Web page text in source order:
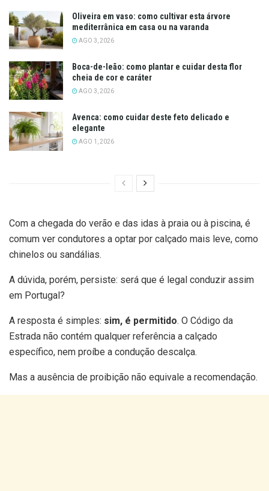
Oliveira em vaso: como cultivar esta árvore
mediterrânica em casa ou na varanda
AGO 3, 2026
Boca-de-leão: como plantar e cuidar desta flor
cheia de cor e caráter
AGO 3, 2026
Avenca: como cuidar deste feto delicado e
elegante
AGO 1, 2026
Com a chegada do verão e das idas à praia ou à piscina, é
comum ver condutores a optar por calçado mais leve, como
chinelos ou sandálias.
A dúvida, porém, persiste: será que é legal conduzir assim
em Portugal?
A resposta é simples: sim, é permitido. O Código da
Estrada não contém qualquer referência a calçado
específico, nem proíbe a condução descalça.
Mas a ausência de proibição não equivale a recomendação.